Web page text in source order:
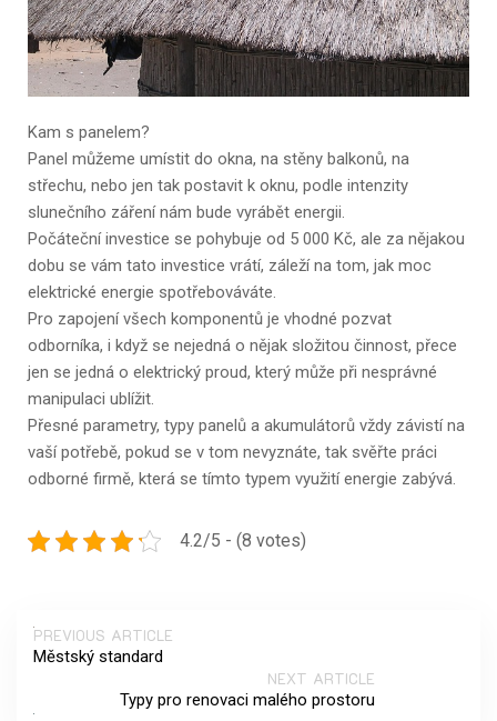
Kam s panelem?
Panel můžeme umístit do okna, na stěny balkonů, na
střechu, nebo jen tak postavit k oknu, podle intenzity
slunečního záření nám bude vyrábět energii.
Počáteční investice se pohybuje od 5 000 Kč, ale za nějakou
dobu se vám tato investice vrátí, záleží na tom, jak moc
elektrické energie spotřebováváte.
Pro zapojení všech komponentů je vhodné pozvat
odborníka, i když se nejedná o nějak složitou činnost, přece
jen se jedná o elektrický proud, který může při nesprávné
manipulaci ublížit.
Přesné parametry, typy panelů a akumulátorů vždy závistí na
vaší potřebě, pokud se v tom nevyznáte, tak svěřte práci
odborné firmě, která se tímto typem využití energie zabývá.
4.2/5 - (8 votes)
PREVIOUS ARTICLE
Městský standard
NEXT ARTICLE
Typy pro renovaci malého prostoru